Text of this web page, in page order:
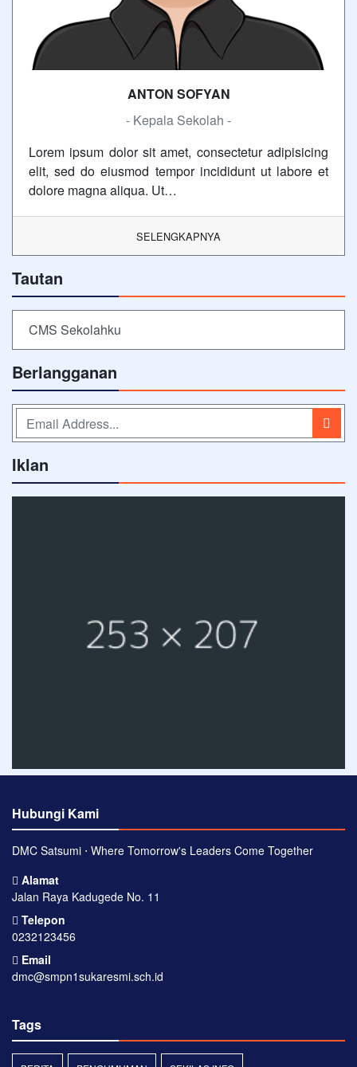
ANTON SOFYAN
- Kepala Sekolah -
Lorem ipsum dolor sit amet, consectetur adipisicing
elit, sed do eiusmod tempor incididunt ut labore et
dolore magna aliqua. Ut…
SELENGKAPNYA
Tautan
CMS Sekolahku
Berlangganan
Iklan
Hubungi Kami
DMC Satsumi ⋅ Where Tomorrow's Leaders Come Together
Alamat
Jalan Raya Kadugede No. 11
Telepon
0232123456
Email
dmc@smpn1sukaresmi.sch.id
Tags